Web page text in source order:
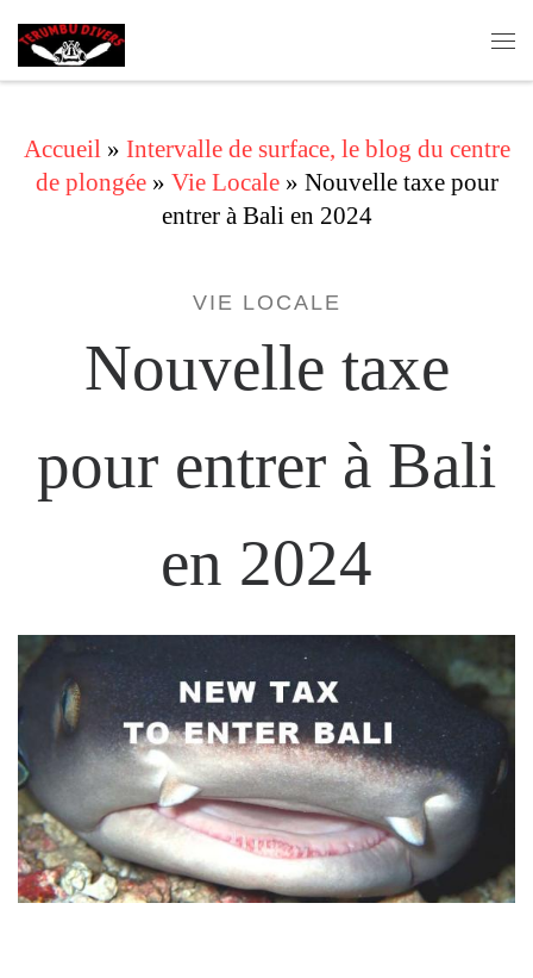
Skip to content
Accueil » Intervalle de surface, le blog du centre
de plongée » Vie Locale » Nouvelle taxe pour
entrer à Bali en 2024
VIE LOCALE
Nouvelle taxe
pour entrer à Bali
en 2024